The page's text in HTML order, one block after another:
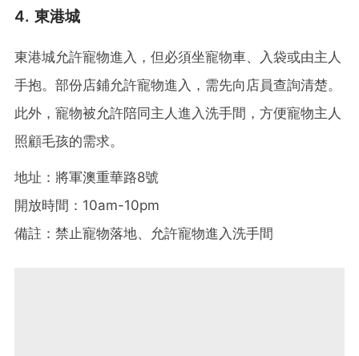
4. 東港城
東港城允許寵物進入，但必須坐寵物車、入袋或由主人
手抱。部份店鋪允許寵物進入，需先向店員查詢清楚。
此外，寵物被允許陪同主人進入洗手間，方便寵物主人
照顧毛孩的需求。
地址：將軍澳重華路8號
開放時間：10am-10pm
備註：禁止寵物落地、允許寵物進入洗手間